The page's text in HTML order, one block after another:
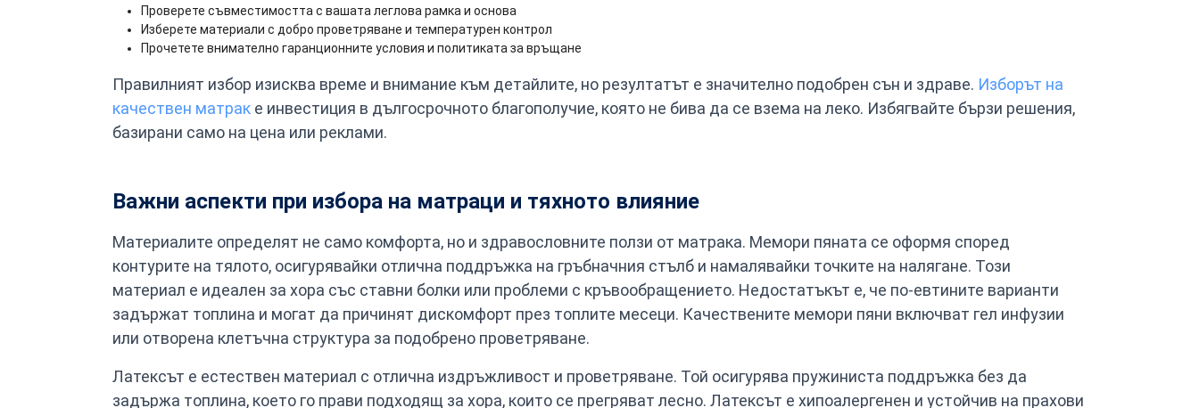
Проверете съвместимостта с вашата леглова рамка и основа
Изберете материали с добро проветряване и температурен контрол
Прочетете внимателно гаранционните условия и политиката за връщане
Правилният избор изисква време и внимание към детайлите, но резултатът е значително подобрен сън и здраве. Изборът на
качествен матрак е инвестиция в дългосрочното благополучие, която не бива да се взема на леко. Избягвайте бързи решения,
базирани само на цена или реклами.
Важни аспекти при избора на матраци и тяхното влияние
Материалите определят не само комфорта, но и здравословните ползи от матрака. Мемори пяната се оформя според
контурите на тялото, осигурявайки отлична поддръжка на гръбначния стълб и намалявайки точките на налягане. Този
материал е идеален за хора със ставни болки или проблеми с кръвообращението. Недостатъкът е, че по-евтините варианти
задържат топлина и могат да причинят дискомфорт през топлите месеци. Качествените мемори пяни включват гел инфузии
или отворена клетъчна структура за подобрено проветряване.
Латексът е естествен материал с отлична издръжливост и проветряване. Той осигурява пружиниста поддръжка без да
задържа топлина, което го прави подходящ за хора, които се прегряват лесно. Латексът е хипоалергенен и устойчив на прахови